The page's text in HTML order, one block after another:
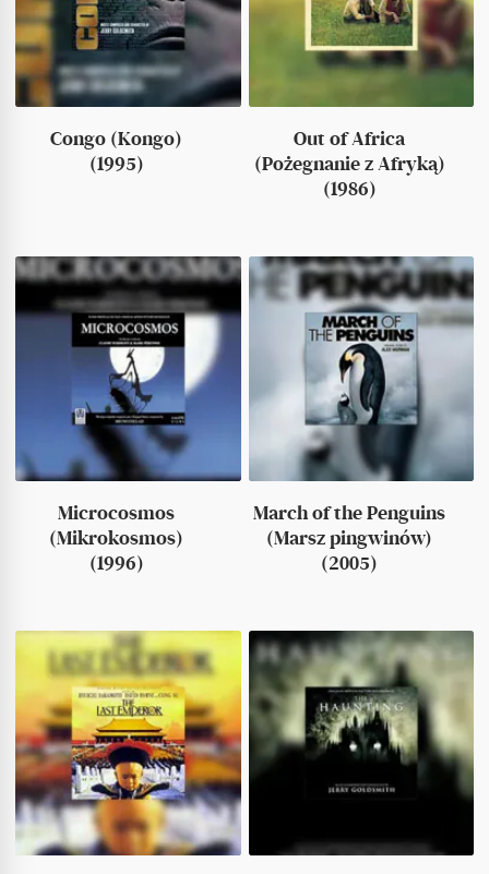
Congo (Kongo)
(1995)
Out of Africa
(Pożegnanie z Afryką)
(1986)
Microcosmos
(Mikrokosmos)
(1996)
March of the Penguins
(Marsz pingwinów)
(2005)